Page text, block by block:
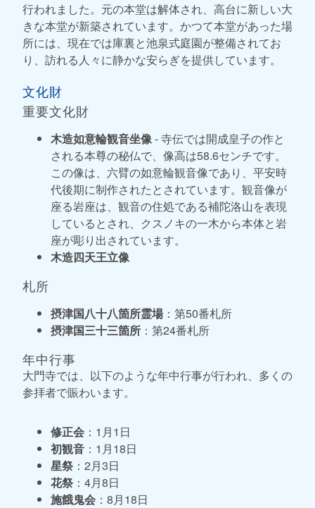
行われました。元の本堂は解体され、高台に新しい大
きな本堂が新築されています。かつて本堂があった場
所には、現在では庫裏と池泉式庭園が整備されてお
り、訪れる人々に静かな安らぎを提供しています。
文化財
重要文化財
木造如意輪観音坐像- 寺伝では開成皇子の作と
される本尊の秘仏で、像高は58.6センチです。
この像は、六臂の如意輪観音像であり、平安時
代後期に制作されたとされています。観音像が
座る岩座は、観音の住処である補陀洛山を表現
しているとされ、クスノキの一木から本体と岩
座が彫り出されています。
木造四天王立像
札所
摂津国八十八箇所霊場：第50番札所
摂津国三十三箇所 ：第24番札所
年中行事
大門寺では、以下のような年中行事が行われ、多くの
参拝者で賑わいます。
修正会 ：1月1日
初観音 ：1月18日
星祭 ：2月3日
花祭 ：4月8日
施餓鬼会 ：8月18日